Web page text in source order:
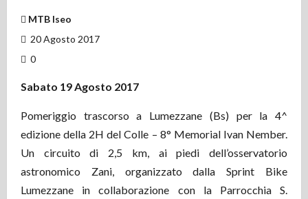
MTB Iseo
20 Agosto 2017
0
Sabato 19Agosto 2017
Pomeriggio trascorso a Lumezzane (Bs) per la 4^
edizione della 2H del Colle – 8° Memorial Ivan Nember.
Un circuito di 2,5 km, ai piedi dell’osservatorio
astronomico Zani, organizzato dalla Sprint Bike
Lumezzane in collaborazione con la Parrocchia S.